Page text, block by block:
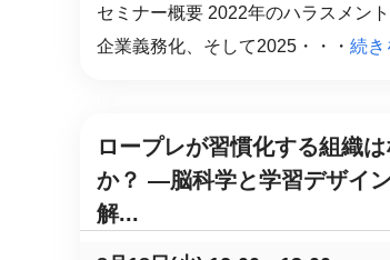
セミナー概要 2022年のハラスメン
企業義務化、そして2025・・・ 続
ロープレが習慣化する組織
か？ ―脳科学と学習デザイ
解...